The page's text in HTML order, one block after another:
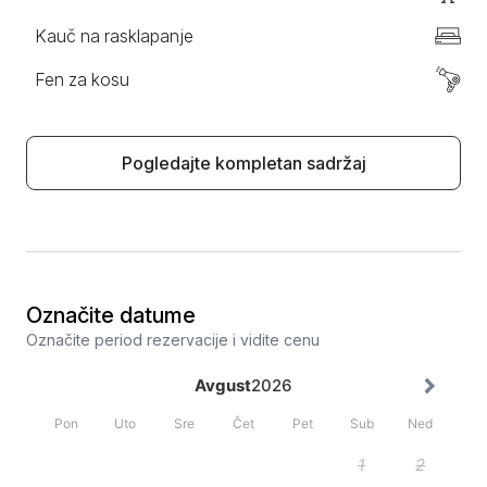
Kauč na rasklapanje
Fen za kosu
Pogledajte kompletan sadržaj
Označite datume
Označite period rezervacije i vidite cenu